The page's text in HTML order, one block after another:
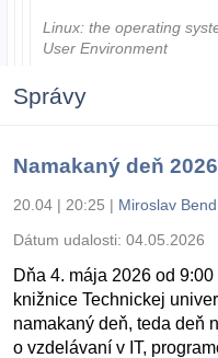
Linux: the operating
User Environment
Správy
Namakaný deň 2026
20.04 | 20:25 | Miroslav
Dátum udalosti: 04.05.2026
Dňa 4. mája 2026 od
knižnice Technickej
namakaný deň, teda deň
o vzdelávaní v IT,